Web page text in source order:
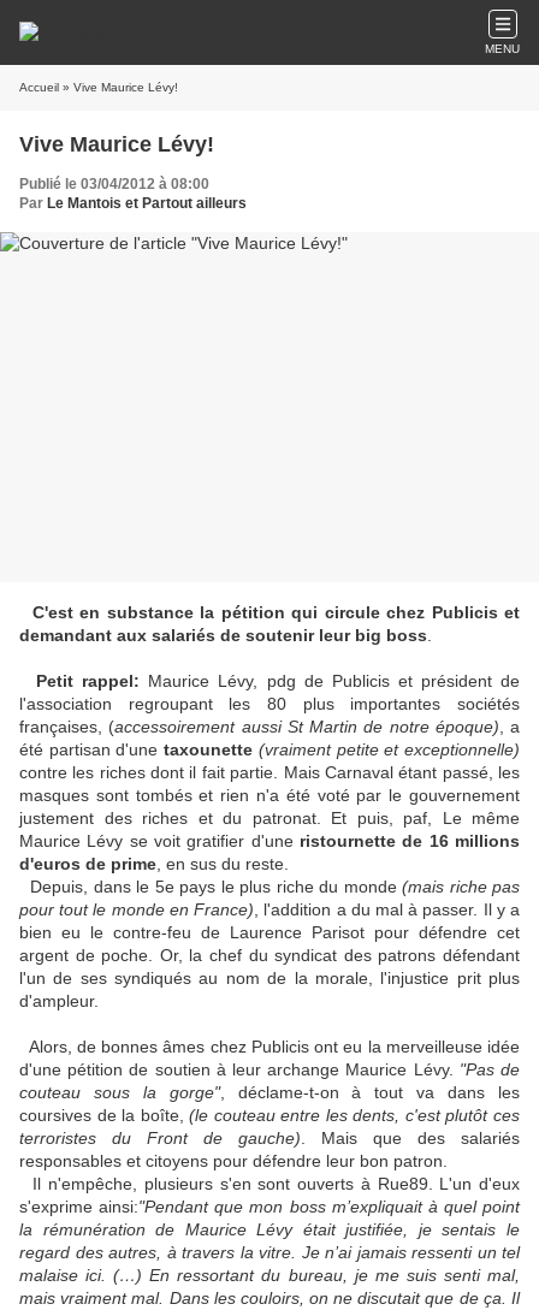
MENU
Accueil » Vive Maurice Lévy!
Vive Maurice Lévy!
Publié le 03/04/2012 à 08:00
Par Le Mantois et Partout ailleurs
C'est en substance la pétition qui circule chez Publicis et
demandant aux salariés de soutenir leur big boss
Petit rappel: Maurice Lévy, pdg de Publicis et président de
l'association regroupant les 80 plus importantes sociétés
françaises, (accessoirement aussi St Martin de notre époque) , a
été partisan d'unetaxounette (vraiment petite et exceptionnelle)
contre les riches dont il fait partie. Mais Carnaval étant passé, les
masques sont tombés et rien n'a été voté par le gouvernement
justement des riches et du patronat. Et puis, paf, Le même
Maurice Lévy se voit gratifier d'une ristournette de 16 millions
d'euros de prime , en sus du reste.
Depuis, dans le 5e pays le plus riche du monde (mais riche pas
pour tout le monde en France) , l'addition a du mal à passer. Il y a
bien eu le contre-feu de Laurence Parisot pour défendre cet
argent de poche. Or, la chef du syndicat des patrons défendant
l'un de ses syndiqués au nom de la morale, l'injustice prit plus
d'ampleur.
Alors, de bonnes âmes chez Publicis ont eu la merveilleuse idée
d'une pétition de soutien à leur archange Maurice Lévy. "Pas de
couteau sous la gorge", déclame-t-on à tout va dans les
coursives de la boîte,(le couteau entre les dents, c'est plutôt ces
terroristes du Front de gauche) . Mais que des salariés
responsables et citoyens pour défendre leur bon patron.
Il n'empêche, plusieurs s'en sont ouverts à Rue89. L'un d'eux
s'exprime ainsi:"Pendant que mon boss m’expliquait à quel point
la rémunération de Maurice Lévy était justifiée, je sentais le
regard des autres, à travers la vitre. Je n’ai jamais ressenti un tel
malaise ici. (…) En ressortant du bureau, je me suis senti mal,
mais vraiment mal. Dans les couloirs, on ne discutait que de ça. Il